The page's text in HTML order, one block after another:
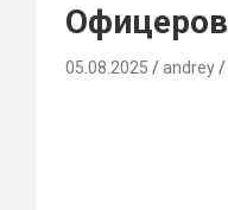
Офицеров
05.08.2025 andrey